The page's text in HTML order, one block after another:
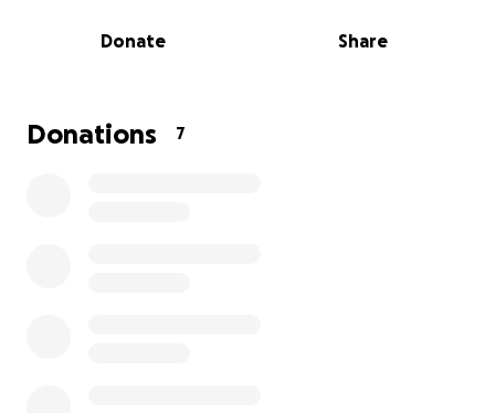
Muchas gracias por tu apoyo
Donate Share
Donations 7